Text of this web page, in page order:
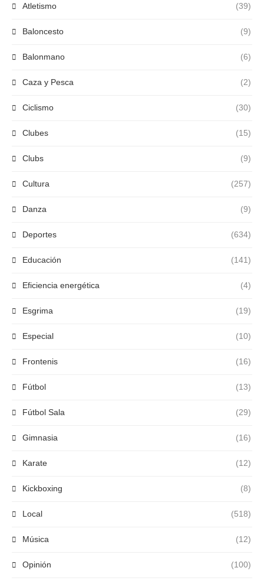
Atletismo (39)
Baloncesto (9)
Balonmano (6)
Caza y Pesca (2)
Ciclismo (30)
Clubes (15)
Clubs (9)
Cultura (257)
Danza (9)
Deportes (634)
Educación (141)
Eficiencia energética (4)
Esgrima (19)
Especial (10)
Frontenis (16)
Fútbol (13)
Fútbol Sala (29)
Gimnasia (16)
Karate (12)
Kickboxing (8)
Local (518)
Música (12)
Opinión (100)